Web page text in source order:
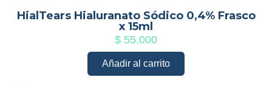
HialTears Hialuranato Sódico 0,4% Frasco
x 15ml
$ 55.000
Añadir al carrito